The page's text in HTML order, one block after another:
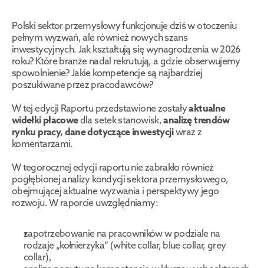
Polski sektor przemysłowy funkcjonuje dziś w otoczeniu
pełnym wyzwań, ale również nowych szans
inwestycyjnych. Jak kształtują się wynagrodzenia w 2026
roku? Które branże nadal rekrutują, a gdzie obserwujemy
spowolnienie? Jakie kompetencje są najbardziej
poszukiwane przez pracodawców?
W tej edycji Raportu przedstawione zostały aktualne
widełki płacowe dla setek stanowisk, analizę trendów
rynku pracy, dane dotyczące inwestycji wraz z
komentarzami.
W tegorocznej edycji raportu nie zabrakło również
pogłębionej analizy kondycji sektora przemysłowego,
obejmującej aktualne wyzwania i perspektywy jego
rozwoju. W raporcie uwzględniamy:
zapotrzebowanie na pracowników w podziale na
rodzaje „kołnierzyka” (white collar, blue collar, grey
collar),